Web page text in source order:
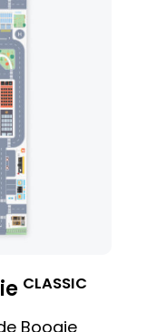
CLASSIC
Boogie